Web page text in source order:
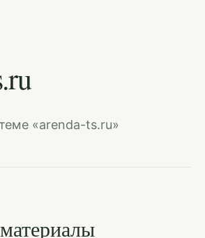
«arenda-ts.ru»